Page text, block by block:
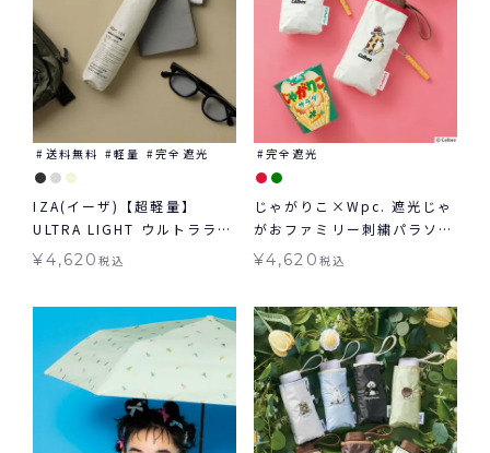
送料無料 軽量 完全遮光
IZA(イーザ)【超軽量】
ULTRA LIGHT ウルトラライ
ト 軽量 日傘 折りたたみ ギ
¥4,620税込
完全遮光
じゃがりこ×Wpc. 遮光じゃ
がおファミリー刺繍パラソル
ミニ 日傘 折りたたみ 晴雨兼
¥4,620 税込